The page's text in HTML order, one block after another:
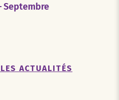
Septembre
ACTUALITÉS